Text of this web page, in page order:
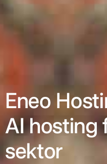
Eneo
AI hosting
sektor